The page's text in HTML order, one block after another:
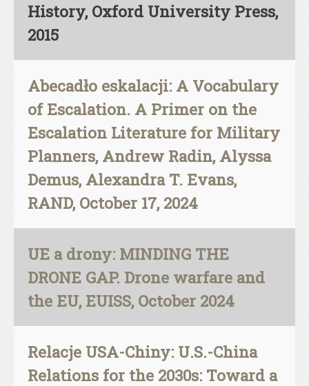
History, Oxford University Press,
2015
Abecadło eskalacji: A Vocabulary
of Escalation. A Primer on the
Escalation Literature for Military
Planners, Andrew Radin, Alyssa
Demus, Alexandra T. Evans,
RAND, October 17, 2024
UE a drony: MINDING THE
DRONE GAP. Drone warfare and
the EU, EUISS, October 2024
Relacje USA-Chiny: U.S.-China
Relations for the 2030s: Toward a